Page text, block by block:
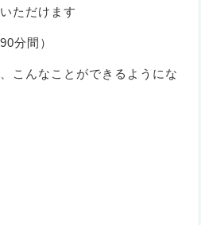
ただけます
分間）
こんなことができるようにな